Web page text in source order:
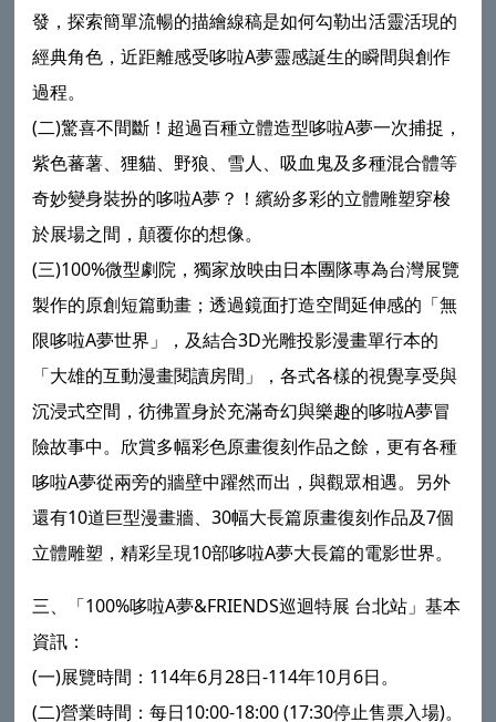
發，探索簡單流暢的描繪線稿是如何勾勒出活靈活現的
經典角色，近距離感受哆啦A夢靈感誕生的瞬間與創作
過程。
(二)驚喜不間斷！超過百種立體造型哆啦A夢一次捕捉，
紫色蕃薯、狸貓、野狼、雪人、吸血鬼及多種混合體等
奇妙變身裝扮的哆啦A夢？！繽紛多彩的立體雕塑穿梭
於展場之間，顛覆你的想像。
(三)100%微型劇院，獨家放映由日本團隊專為台灣展覽
製作的原創短篇動畫；透過鏡面打造空間延伸感的「無
限哆啦A夢世界」，及結合3D光雕投影漫畫單行本的
「大雄的互動漫畫閱讀房間」，各式各樣的視覺享受與
沉浸式空間，彷彿置身於充滿奇幻與樂趣的哆啦A夢冒
險故事中。欣賞多幅彩色原畫復刻作品之餘，更有各種
哆啦A夢從兩旁的牆壁中躍然而出，與觀眾相遇。另外
還有10道巨型漫畫牆、30幅大長篇原畫復刻作品及7個
立體雕塑，精彩呈現10部哆啦A夢大長篇的電影世界。
三、「100%哆啦A夢&FRIENDS巡迴特展 台北站」基本
資訊：
(一)展覽時間：114年6月28日-114年10月6日。
(二)營業時間：每日10:00-18:00 (17:30停止售票入場)。